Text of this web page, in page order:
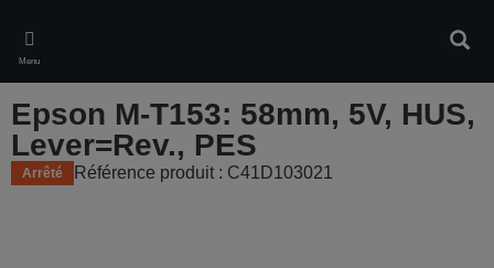
main
content
Menu
Epson M-T153: 58mm, 5V, HUS,
Lever=Rev., PES
Arrêté Référence produit : C41D103021